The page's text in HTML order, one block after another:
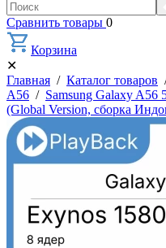
Сравнить товары 0
Корзина
✕
Главная / Каталог товаров
A56 / Samsung Galaxy A56
(Global Version, сборка